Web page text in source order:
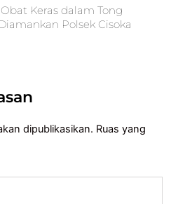
Keras dalam Tong
Polsek Cisoka
dipublikasikan. Ruas yang